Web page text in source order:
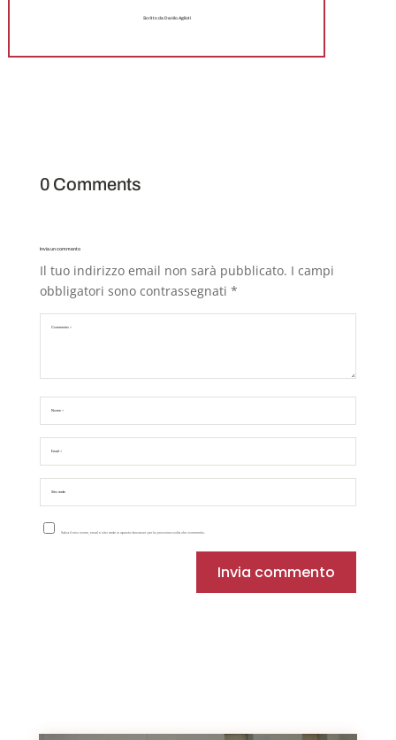
Scritto da Danilo Aglioti
0 Comments
Invia un commento
Il tuo indirizzo email non sarà pubblicato. I campi
obbligatori sono contrassegnati *
Salva il mio nome, email e sito web in questo browser per la prossima volta che commento.
Invia commento